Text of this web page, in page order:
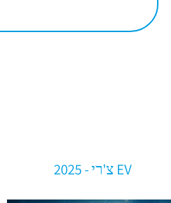
EV צ'רי - 2025